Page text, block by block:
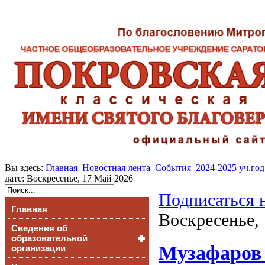
Вы здесь: Главная Новостная лента События 2024-2025 уч.год
дате: Воскресенье, 17 Май 2026
Главная
Сведения об
образовательной
организации
Подписаться
Музафаров